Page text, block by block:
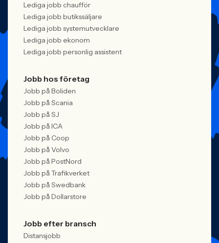
Lediga jobb chaufför
Lediga jobb butikssäljare
Lediga jobb systemutvecklare
Lediga jobb ekonom
Lediga jobb personlig assistent
Jobb hos företag
Jobb på Boliden
Jobb på Scania
Jobb på SJ
Jobb på ICA
Jobb på Coop
Jobb på Volvo
Jobb på PostNord
Jobb på Trafikverket
Jobb på Swedbank
Jobb på Dollarstore
Jobb efter bransch
Distansjobb